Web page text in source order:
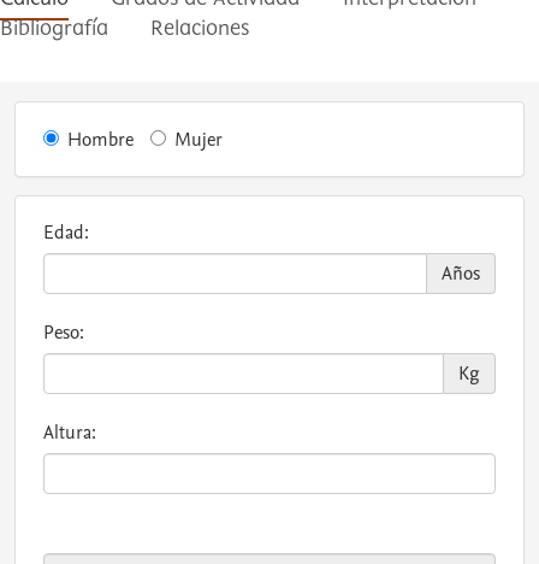
Bibliografía
Relaciones
Hombre Mujer
Edad:
Años
Peso:
Kg
Altura: